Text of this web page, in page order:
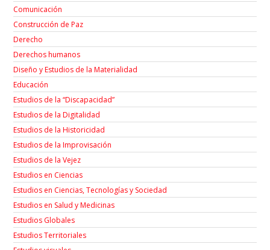
Comunicación
Construcción de Paz
Derecho
Derechos humanos
Diseño y Estudios de la Materialidad
Educación
Estudios de la “Discapacidad”
Estudios de la Digitalidad
Estudios de la Historicidad
Estudios de la Improvisación
Estudios de la Vejez
Estudios en Ciencias
Estudios en Ciencias, Tecnologías y Sociedad
Estudios en Salud y Medicinas
Estudios Globales
Estudios Territoriales